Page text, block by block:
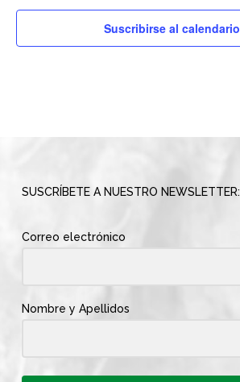
Suscribirse al calendario
SUSCRÍBETE A NUESTRO NEWSLETTER:
Correo electrónico
Nombre y Apellidos